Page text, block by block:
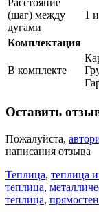
Расстояние
(шаг) между
дугами
1
Комплектация
В комплекте
Оставить
Пожалуйста,
написания отзыва
Теплица, теплица
теплица,
теплица,